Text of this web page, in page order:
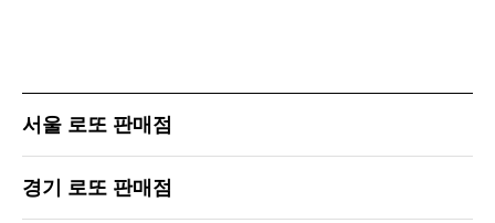
서울 로또 판매점
경기 로또 판매점